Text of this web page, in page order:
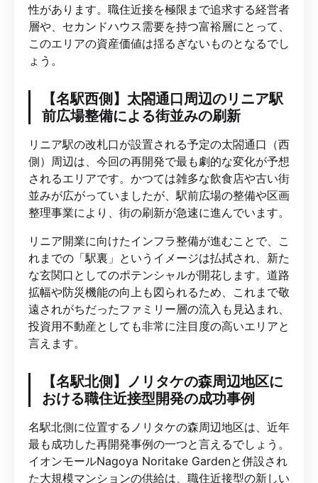
性があります。職住近接を極限まで追求する経営者
層や、セカンドハウス需要を持つ富裕層にとって、
このエリアの資産価値は揺るぎないものとなるでし
ょう。
【名駅西側】太閤通口周辺のリニア駅
前広場整備による街並みの刷新
リニア駅の改札口が設置される予定の太閤通口（西
側）周辺は、今回の再開発で最も劇的な変化が予想
されるエリアです。かつては雑多な飲食店や古い街
並みが広がっていましたが、駅前広場の整備や区画
整理事業により、街の刷新が急速に進んでいます。
リニア開業に向けたインフラ整備が進むことで、こ
れまでの「駅裏」というイメージは払拭され、新た
な玄関口としてのポテンシャルが開花します。道路
拡幅や防災機能の向上も図られるため、これまで敬
遠されがちだったファミリー層の流入も見込まれ、
投資用不動産としても非常に注目度の高いエリアと
言えます。
【名駅北側】ノリタケの森周辺地区に
おける職住近接型開発の成功事例
名駅北側に位置するノリタケの森周辺地区は、近年
最も成功した再開発事例の一つと言えるでしょう。
イオンモールNagoya Noritake Gardenと併設され
た大規模マンションの供給は、職住近接型の新しい